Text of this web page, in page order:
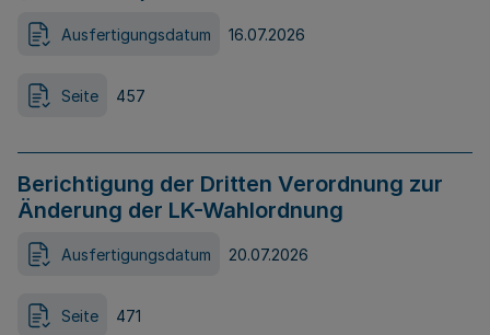
Ausfertigungsdatum 16.07.2026
Seite 457
Berichtigung der Dritten Verordnung zur
Änderung der LK-Wahlordnung
Ausfertigungsdatum 20.07.2026
Seite 471